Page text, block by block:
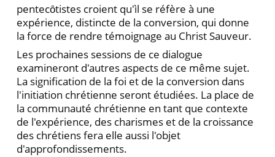
pentecȏtistes croient qu'ìl se réfère à une
expérience, distincte de la conversion, qui donne
la force de rendre témoignage au Christ Sauveur.
Les prochaines sessions de ce dialogue
examineront d'autres aspects de ce même sujet.
La signification de la foi et de la conversion dans
l'initiation chrétienne seront étudiées. La place de
la communauté chrétienne en tant que contexte
de l'expérience, des charismes et de la croissance
des chrétiens fera elle aussi l'objet
d'approfondissements.